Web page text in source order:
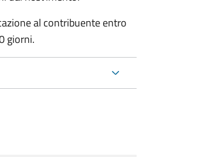
al contribuente entro
giorni.